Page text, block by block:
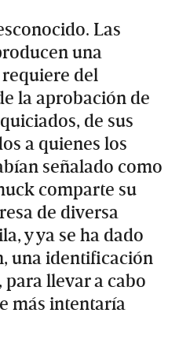
Las
una
del
la aprobación de
de sus
a quienes los
señalado como
comparte su
de diversa
y ya se ha dado
una identificación
llevar a cabo
más intentaría